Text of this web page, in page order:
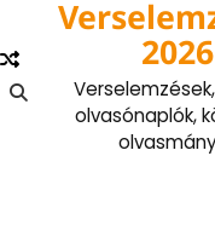
content
2026
olvasónaplók,